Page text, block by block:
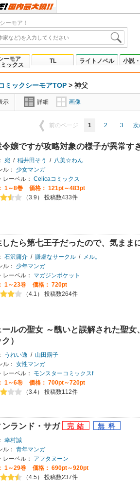
ーモア！
ーモア
ックス
TL ライトノベル 小説
ミックシーモアTOP > 神父
示 詳細 画像
前のページ 1 2 3
令嬢ですが攻略対象の様子が異常す
宛 / 稲井田そう / 八美☆わん
ル：
少女マンガ
レーベル： Celicaコミックス
1～8巻
価格： 121pt～483pt
（3.9） 投稿数433件
したら第七王子だったので、気まま
石沢庸介 / 謙虚なサークル /
メル。
ル：
少年マンガ
レーベル：
マガジンポケット
1～23巻
価格： 720pt
（4.1） 投稿数264件
ールの聖女 ～醜いと誤解された聖
）
うれい逸 / 山田露子
ル： 女性マンガ
レーベル：
モンスターコミックスf
1～6巻
価格： 700pt～720pt
（3.4） 投稿数112件
ンランド・サガ
幸村誠
ル： 青年マンガ
レーベル：
アフタヌーン
1～29巻
価格： 690pt～920pt
（4.5） 投稿数237件